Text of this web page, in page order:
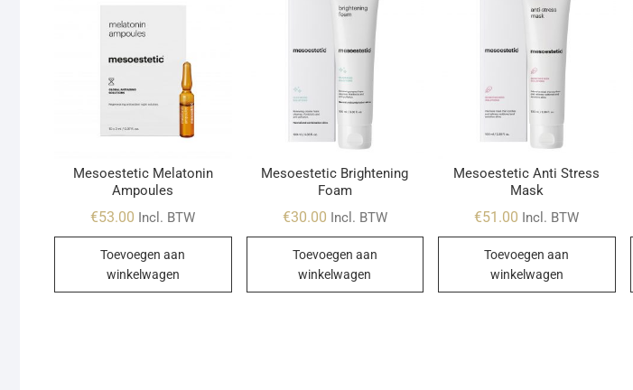
Mesoestetic Melatonin
Ampoules
€53.00 Incl. BTW
Toevoegen aan
winkelwagen
Mesoestetic Brightening
Foam
€30.00 Incl. BTW
Toevoegen aan
winkelwagen
Mesoestetic Anti Stress
Mask
€51.00 Incl. BTW
Toevoegen aan
winkelwagen